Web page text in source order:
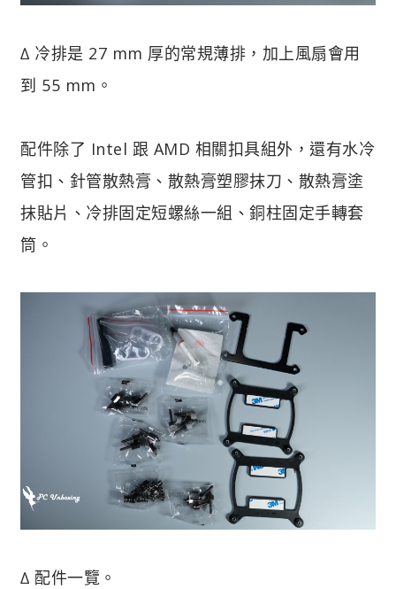
∆ 冷排是 27 mm 厚的常規薄排，加上風扇會用
到 55 mm。
配件除了 Intel 跟 AMD 相關扣具組外，還有水冷
管扣、針管散熱膏、散熱膏塑膠抹刀、散熱膏塗
抹貼片、冷排固定短螺絲一組、銅柱固定手轉套
筒。
∆ 配件一覽。